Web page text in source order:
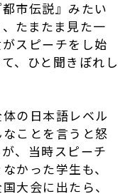
市伝説』みたい
たまたま見た一
スピーチをし始
、ひと聞きぼれし
の日本語レベル
ことを言うと怒
、当時スピーチ
かった学生も、
大会に出たら、